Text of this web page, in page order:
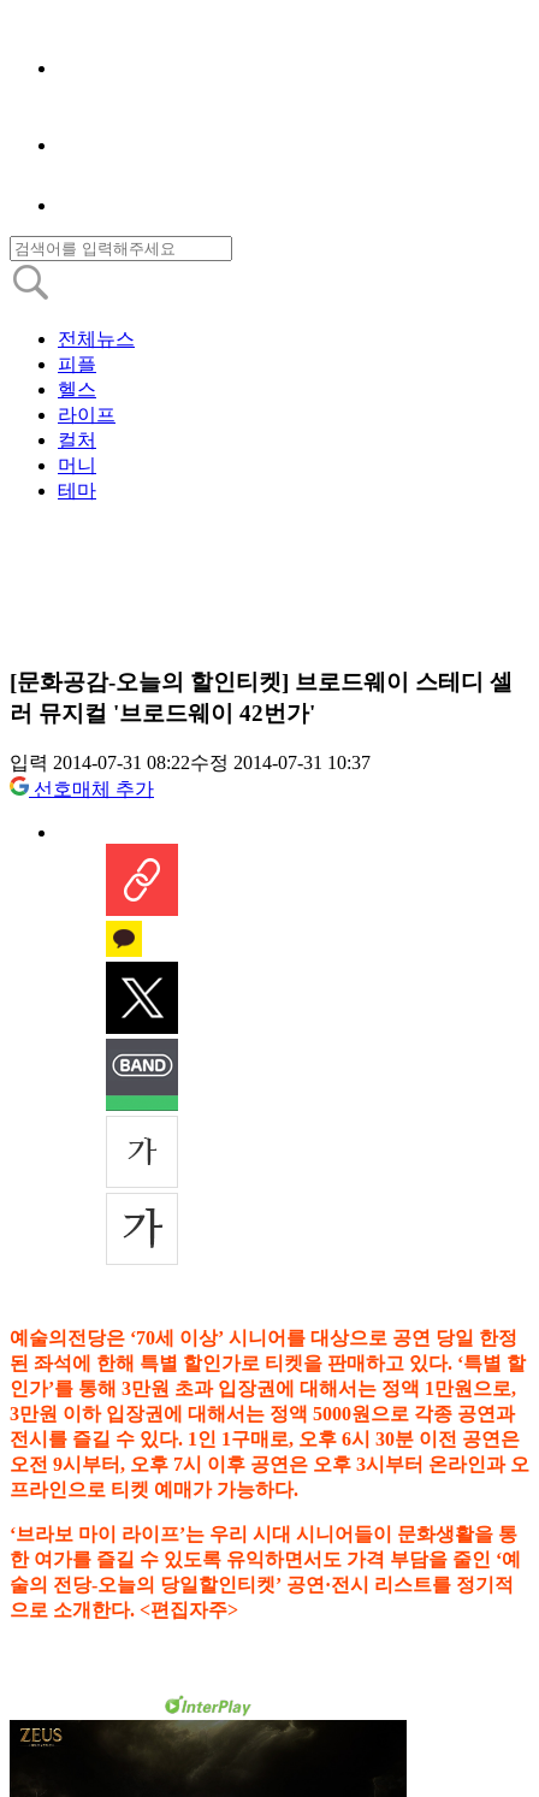
전체뉴스
피플
헬스
라이프
컬처
머니
테마
[문화공감-오늘의 할인티켓] 브로드웨이 스테디 셀
러 뮤지컬 '브로드웨이 42번가'
입력 2014-07-31 08:22수정 2014-07-31 10:37
선호매체 추가
예술의전당은 ‘70세 이상’ 시니어를 대상으로 공연 당일 한정
된 좌석에 한해 특별 할인가로 티켓을 판매하고 있다. ‘특별 할
인가’를 통해 3만원 초과 입장권에 대해서는 정액 1만원으로,
3만원 이하 입장권에 대해서는 정액 5000원으로 각종 공연과
전시를 즐길 수 있다. 1인 1구매로, 오후 6시 30분 이전 공연은
오전 9시부터, 오후 7시 이후 공연은 오후 3시부터 온라인과 오
프라인으로 티켓 예매가 가능하다.
‘브라보 마이 라이프’는 우리 시대 시니어들이 문화생활을 통
한 여가를 즐길 수 있도록 유익하면서도 가격 부담을 줄인 ‘예
술의 전당-오늘의 당일할인티켓’ 공연·전시 리스트를 정기적
으로 소개한다. <편집자주>